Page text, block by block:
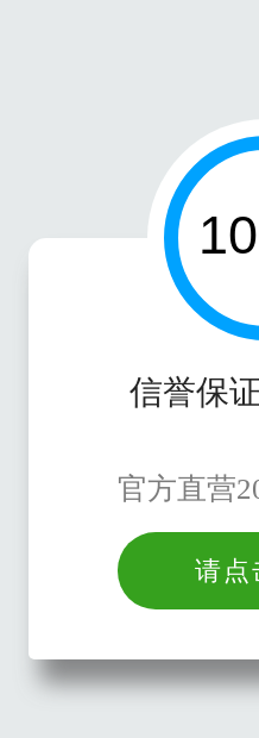
信誉保
官方直营
请点